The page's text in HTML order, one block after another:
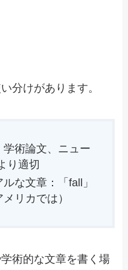
分けがあります。
術論文、ニュー
り適切
な文章：「fall」
リカでは）
術的な文章を書く場